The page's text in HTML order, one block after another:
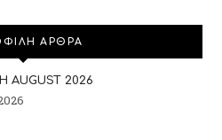
ΑΡΘΡΑ
AUGUST 2026